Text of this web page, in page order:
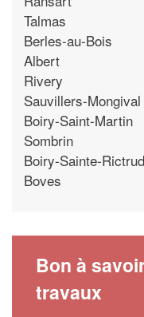
Talmas
Berles-au-Bois
Albert
Rivery
Sauvillers-Mongival
Boiry-Saint-Martin
Sombrin
Boiry-Sainte-
Boves
Bon à
travaux